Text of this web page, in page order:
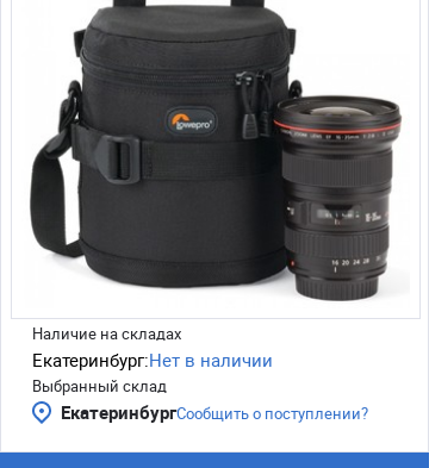
Наличие на складах
Екатеринбург:Нет в наличии
Выбранный склад
ЕкатеринбургСообщить о поступлении?